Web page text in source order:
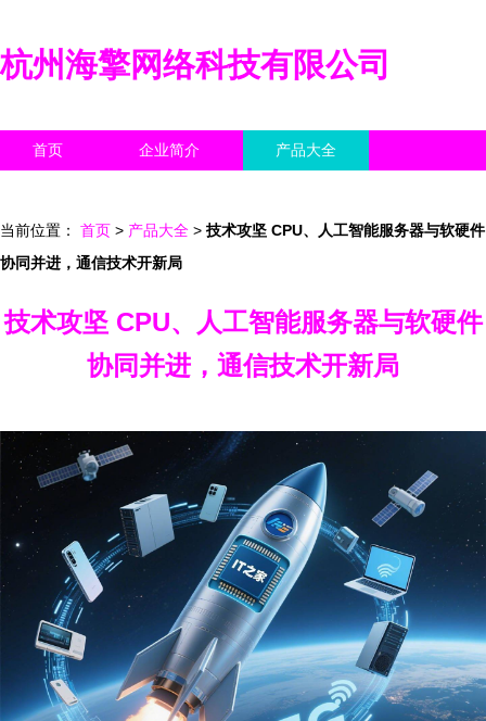
杭州海擎网络科技有限公司
首页 企业简介 产品大全
当前位置： 首页 > 产品大全 > 技术攻坚 CPU、人工智能服务器与软硬件
协同并进，通信技术开新局
技术攻坚 CPU、人工智能服务器与软硬件
协同并进，通信技术开新局